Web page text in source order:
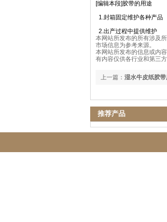
[编辑本段]胶带的用途
1.封箱固定维护各种产品
2.出产过程中提供维护
本网站所发布的所有涉及
市场信息为参考来源。
本网站所发布的信息或内
有内容仅供各行业和第三
上一篇： 湿水牛皮纸胶
推荐产品